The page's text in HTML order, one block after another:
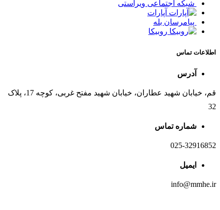
شبکه اجتماعی ویراستی
آپارات
پیامرسان بله
روبیکا
اطلاعات تماس
آدرس
قم، خیابان شهید عطاران، خیابان شهید مفتح غربی، کوچه 17، پلاک
32
شماره تماس
025-32916852
ایمیل
info@mmhe.ir